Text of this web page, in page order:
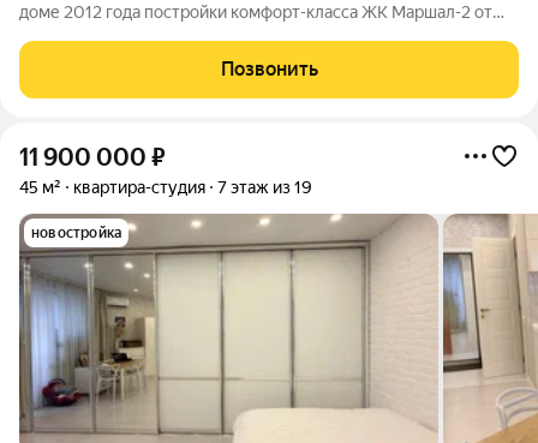
доме 2012 года постройки комфорт-класса ЖК Маршал-2 от
лучших районов, инфраструктура развитая. Отличная
транспортная развязка,
Позвонить
11 900 000 ₽
45 м² квартира-студия 7 этаж из 19
новостройка